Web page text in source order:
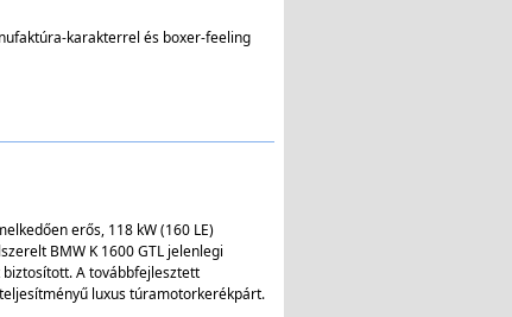
karakterrel és boxer-feeling
erős, 118 kW (160 LE)
BMW K 1600 GTL jelenlegi
A továbbfejlesztett
luxus túramotorkerékpárt.